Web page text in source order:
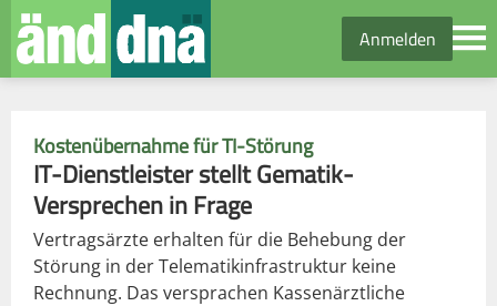
Anmelden
Kostenübernahme für TI-Störung
IT-Dienstleister stellt Gematik-
Versprechen in Frage
Vertragsärzte erhalten für die Behebung der
Störung in der Telematikinfrastruktur keine
Rechnung. Das versprachen Kassenärztliche